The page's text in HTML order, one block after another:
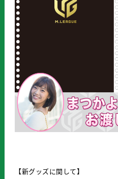
【新グッズに関して】